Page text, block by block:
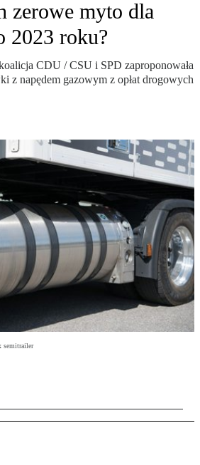
zerowe myto dla
2023 roku?
CDU / CSU i SPD zaproponowała
z napędem gazowym z opłat drogowych
semitrailer